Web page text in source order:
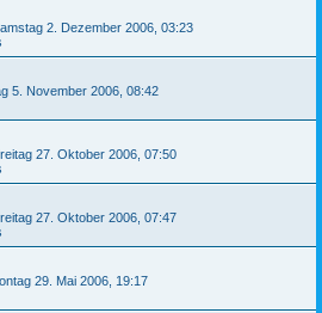
2. Dezember 2006, 03:23
5. November 2006, 08:42
27. Oktober 2006, 07:50
27. Oktober 2006, 07:47
29. Mai 2006, 19:17